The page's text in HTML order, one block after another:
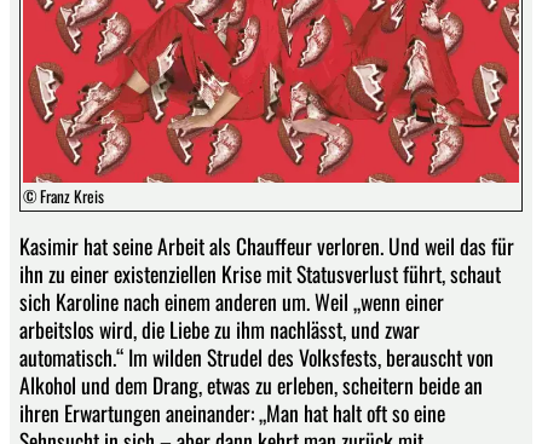
© Franz Kreis
Kasimir hat seine Arbeit als Chauffeur verloren. Und weil das für
ihn zu einer existenziellen Krise mit Statusverlust führt, schaut
sich Karoline nach einem anderen um. Weil „wenn einer
arbeitslos wird, die Liebe zu ihm nachlässt, und zwar
automatisch.“ Im wilden Strudel des Volksfests, berauscht von
Alkohol und dem Drang, etwas zu erleben, scheitern beide an
ihren Erwartungen aneinander: „Man hat halt oft so eine